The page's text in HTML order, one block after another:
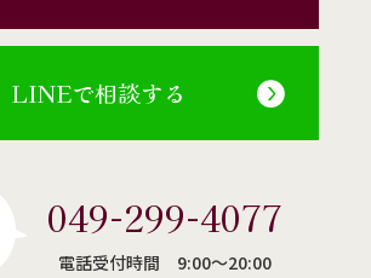
LINEで相談する
049-299-4077
電話受付時間 9:00〜20:00